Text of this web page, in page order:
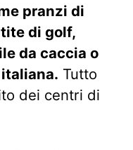
pranzi di
di golf,
da caccia o
Tutto
dei centri di